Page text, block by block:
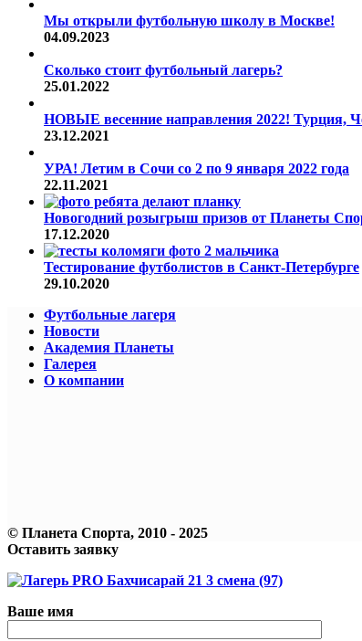
Мы открыли футбольную школу в Москве!
04.09.2023
Сколько стоит футбольный лагерь?
25.01.2022
НОВЫЕ весенние направления 2022! Турция,
23.12.2021
УРА! Летим в Сочи со 2 по 9 января 2022 года
22.11.2021
Новогодний розыгрыш призов от Планеты
17.12.2020
Тестирование футболистов в Санкт-Петербурге
29.10.2020
Футбольные лагеря
Новости
Академия Планеты
Галерея
О компании
© Планета Спорта, 2010 - 2025
Оставить заявку
Ваше имя